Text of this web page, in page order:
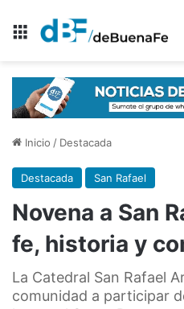
Menú
Inicio / Destacada
Destacada San Rafael
Novena a San
fe, historia y
La Catedral San Rafael
comunidad a participar